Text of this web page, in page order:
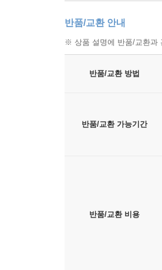
반품/교환 안내
※ 상품 설명에 반품/교환과
반품/교환 방법
반품/교환 가능기간
반품/교환 비용